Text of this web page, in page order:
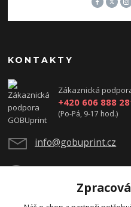
KONTAKTY
Zákaznická
+420 606 888
(Po-Pá, 9-17 hod.)
info@gobuprint.cz